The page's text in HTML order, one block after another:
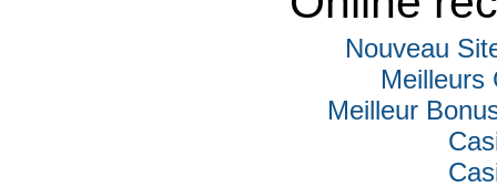
Nouveau
Meilleurs
Meilleur